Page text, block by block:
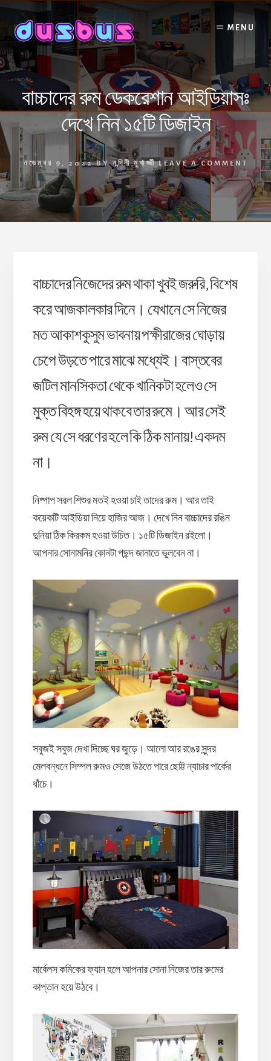
Skip
to
content
MENU
বাচ্চাদের রুম ডেকরেশান আইডিয়াসঃ
দেখে নিন ১৫টি ডিজাইন
নভেম্বর 9, 2022BYনন্দিনী মুখার্জ্জী LEAVE A COMMENT
বাচ্চাদের নিজেদের রুম থাকা খুবই জরুরি, বিশেষ
করে আজকালকার দিনে। যেখানে সে নিজের
মত আকাশকুসুম ভাবনায় পক্ষীরাজের ঘোড়ায়
চেপে উড়তে পারে মাঝে মধ্যেই। বাস্তবের
জটিল মানসিকতা থেকে খানিকটা হলেও সে
মুক্ত বিহঙ্গ হয়ে থাকবে তার রুমে। আর সেই
রুম যে সে ধরণের হলে কি ঠিক মানায়! একদম
না।
নিষ্পাপ সরল শিশুর মতই হওয়া চাই তাদের রুম। আর তাই
কয়েকটি আইডিয়া নিয়ে হাজির আজ। দেখে নিন বাচ্চাদের রঙিন
দুনিয়া ঠিক কিরকম হওয়া উচিত। ১৫টি ডিজাইন রইলো।
আপনার সোনামনির কোনটা পছন্দ জানাতে ভুলবেন না।
সবুজই সবুজ দেখা দিচ্ছে ঘর জুড়ে। আলো আর রঙের সুন্দর
মেলবন্ধনে সিম্পল রুমও সেজে উঠতে পারে ছোট্ট ন্যাচার পার্কের
ধাঁচে।
মার্বেলস কমিকের ফ্যান হলে আপনার সোনা নিজের তার রুমের
কাপ্তান হয়ে উঠবে।